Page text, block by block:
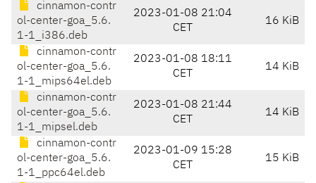
cinnamon-contr
ol-center-goa_5.6.
1-1_i386.deb
2023-01-08 21:04
CET
16 KiB
cinnamon-contr
ol-center-goa_5.6.
1-1_mips64el.deb
2023-01-08 18:11
CET
14 KiB
cinnamon-contr
ol-center-goa_5.6.
1-1_mipsel.deb
2023-01-08 21:44
CET
14 KiB
cinnamon-contr
ol-center-goa_5.6.
1-1_ppc64el.deb
2023-01-09 15:28
CET
15 KiB